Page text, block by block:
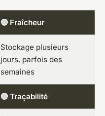
🔴 Fraîcheur
Stockage plusieurs
jours, parfois des
semaines
🔴 Traçabilité